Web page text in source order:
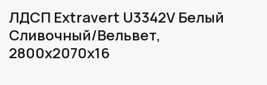
ЛДСП Extravert U3342V Белый
Сливочный/Вельвет,
2800х2070х16